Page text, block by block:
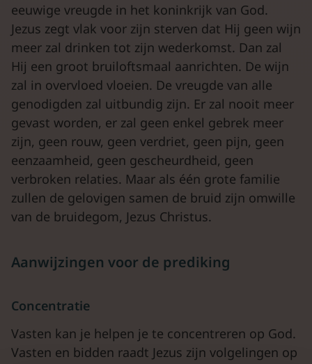
eeuwige vreugde in het koninkrijk van God.
Jezus zegt vlak voor zijn sterven dat Hij geen wijn
meer zal drinken tot zijn wederkomst. Dan zal
Hij een groot bruiloftsmaal aanrichten. De wijn
zal in overvloed vloeien. De vreugde van alle
genodigden zal uitbundig zijn. Er zal nooit meer
gevast worden, er zal geen enkel gebrek meer
zijn, geen rouw, geen verdriet, geen pijn, geen
eenzaamheid, geen gescheurdheid, geen
verbroken relaties. Maar als één grote familie
zullen de gelovigen samen de bruid zijn omwille
van de bruidegom, Jezus Christus.
Aanwijzingen voor de prediking
Concentratie
Vasten kan je helpen je te concentreren op God.
Vasten en bidden raadt Jezus zijn volgelingen op